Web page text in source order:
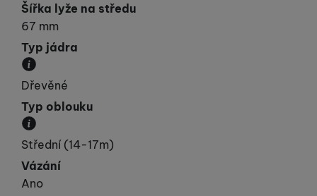
Šířka lyže na středu
67 mm
Typ jádra
Materiál, ze kterého je jádro lyže vyrobeno.
Dřevěné
Typ oblouku
Přibližná velikost poloměru oblouku.
Střední (14-17m)
Vázání
Ano